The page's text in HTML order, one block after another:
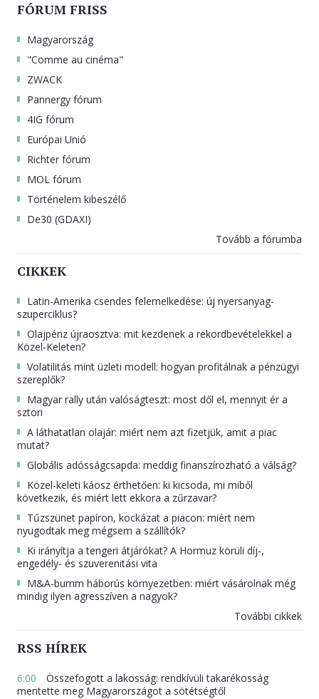
FÓRUM FRISS
Magyarország
"Comme au cinéma"
ZWACK
Pannergy fórum
4IG fórum
Európai Unió
Richter fórum
MOL fórum
Történelem kibeszélő
De30 (GDAXI)
Tovább a fórumba
CIKKEK
Latin-Amerika csendes felemelkedése: új nyersanyag-
szuperciklus?
Olajpénz újraosztva: mit kezdenek a rekordbevételekkel a
Közel-Keleten?
Volatilitás mint üzleti modell: hogyan profitálnak a pénzügyi
szereplők?
Magyar rally után valóságteszt: most dől el, mennyit ér a
sztori
A láthatatlan olajár: miért nem azt fizetjük, amit a piac
mutat?
Globális adósságcsapda: meddig finanszírozható a válság?
Közel-keleti káosz érthetően: ki kicsoda, mi miből
következik, és miért lett ekkora a zűrzavar?
Tűzszünet papíron, kockázat a piacon: miért nem
nyugodtak meg mégsem a szállítók?
Ki irányítja a tengeri átjárókat? A Hormuz körüli díj-,
engedély- és szuverenitási vita
M&A-bumm háborús környezetben: miért vásárolnak még
mindig ilyen agresszíven a nagyok?
További cikkek
RSS HÍREK
6:00
Összefogott a lakosság: rendkívüli takarékosság
mentette meg Magyarországot a sötétségtől